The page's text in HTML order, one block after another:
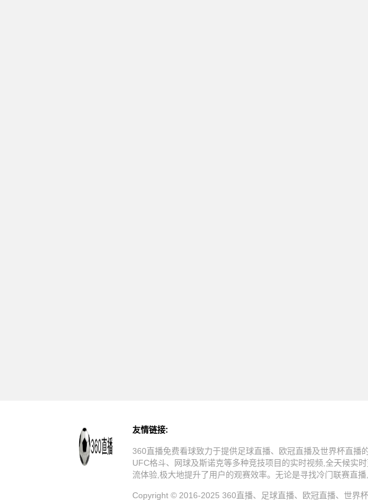
友情链接:
360直播免费看球致力于提供足球直播、欧冠直播及世界杯直播
UFC格斗、网球及斯诺克等多种竞技项目的实时视频,全天候实
流体验,极大地提升了用户的观赛效率。无论是寻找冷门联赛直
Copyright © 2016-2025 360直播、足球直播、欧冠直播、世界